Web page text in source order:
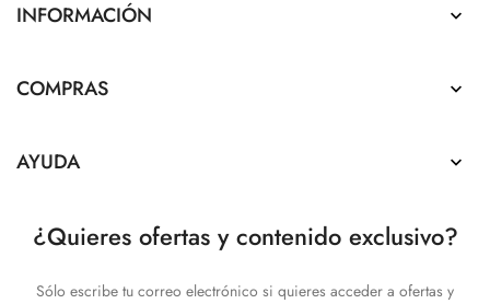
INFORMACIÓN 
COMPRAS 
AYUDA 
¿Quieres ofertas y contenido exclusivo?
Sólo escribe tu correo electrónico si quieres acceder a ofertas y